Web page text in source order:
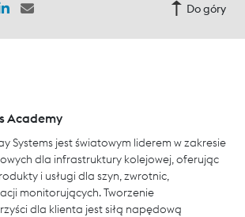
Do góry
Academy
Systems jest światowym liderem w zakresie
dla infrastruktury kolejowej, oferując
i usługi dla szyn, zwrotnic,
monitorujących. Tworzenie
dla klienta jest siłą napędową